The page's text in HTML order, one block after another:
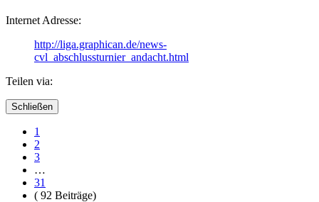
Internet Adresse:
http://liga.graphican.de/news-
cvl_abschlussturnier_andacht.html
Teilen via:
Schließen
1
2
3
…
31
( 92 Beiträge)